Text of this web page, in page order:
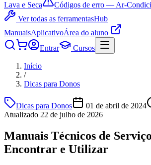
Lava e Seca
Códigos de erro — Ar-
Ver todas as ferramentasHub
ManuaisAplicativoÁrea do aluno
Entrar
Cursos
Início
/
Dicas para Donos
Dicas para Donos 01 de abril de 2024
Atualizado 22 de julho de 2026
Manuais Técnicos de
Encontrar e Utilizar